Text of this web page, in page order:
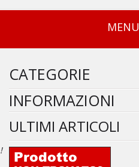
MENU
CATEGORIE
INFORMAZIONI
ULTIMI ARTICOLI